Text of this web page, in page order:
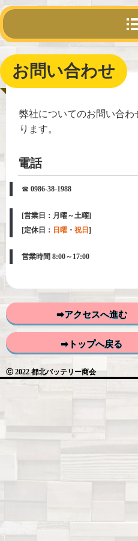
お問い合わせ
弊社についてのお問い合
ります。
電話
☎ 0986-38-1988
[営業日：月曜～土曜]
[定休日 ： 日曜 ・ 祝日 ]
営業時間 8:00～17:00
➡アクセスへ進む
➡トップへ戻る
ⓒ 2022 都北バッテリー商会